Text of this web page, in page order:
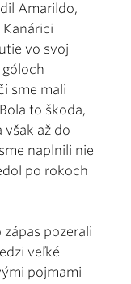
Amarildo,
vo svoj
sme mali
to škoda,
však až do
naplnili nie
po rokoch
zápas pozerali
veľké
pojmami